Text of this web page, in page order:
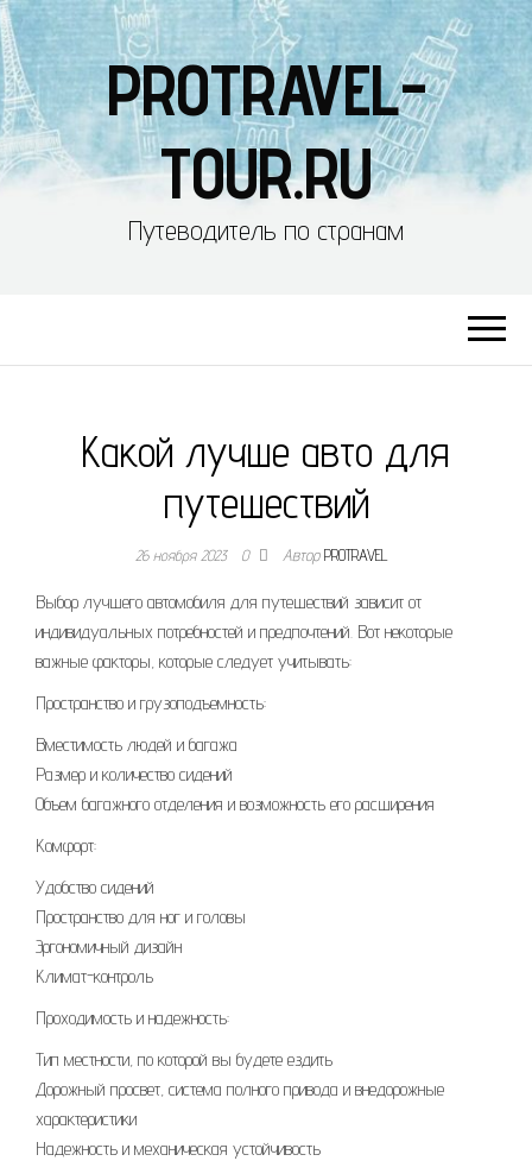
PROTRAVEL-
TOUR.RU
Путеводитель по странам
Какой лучше авто для
путешествий
26 ноября 2023 0 АвторPROTRAVEL
Выбор лучшего автомобиля для путешествий зависит от
индивидуальных потребностей и предпочтений. Вот некоторые
важные факторы, которые следует учитывать:
Пространство и грузоподъемность:
Вместимость людей и багажа
Размер и количество сидений
Объем багажного отделения и возможность его расширения
Комфорт:
Удобство сидений
Пространство для ног и головы
Эргономичный дизайн
Климат-контроль
Проходимость и надежность:
Тип местности, по которой вы будете ездить
Дорожный просвет, система полного привода и внедорожные
характеристики
Надежность и механическая устойчивость